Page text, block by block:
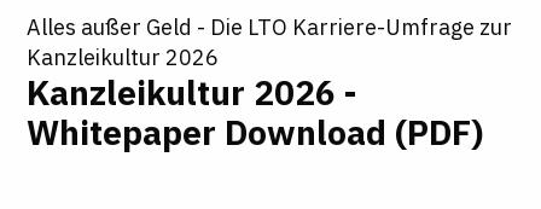
Alles außer Geld - Die LTO Karriere-Umfrage zur
Kanzleikultur 2026
Kanzleikultur 2026 -
Whitepaper Download (PDF)